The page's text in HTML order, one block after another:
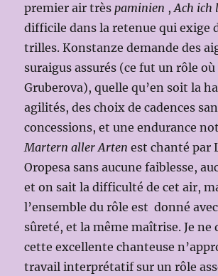
premier air trèspaminien ,Ach ich
difficile dans la retenue qui exige
trilles. Konstanze demande des
suraigus assurés (ce fut un rôle
Gruberova), quelle qu’en soit la
agilités, des choix de cadences
concessions, et une endurance
Martern aller Arten est chanté par
Oropesa sans aucune faiblesse,
et on sait la difficulté de cet air,
l’ensemble du rôle est donné
sûreté, et la même maîtrise. Je ne
cette excellente chanteuse
travail interprétatif sur un rôle